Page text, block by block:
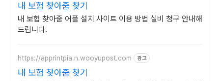
내 보험 찾아줌 찾기
내 보험 찾아줌 어플 설치 사이트 이용 방법 실비 청구 안내해
드립니다.
https://apprintpia.n.wooyupost.com 광고
내 보험 찾아줌 찾기